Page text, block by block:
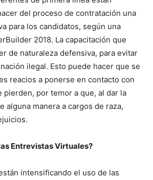
del proceso de contratación una
para los candidatos, según una
2018. La capacitación que
de naturaleza defensiva, para evitar
ilegal. Esto puede hacer que se
reacios a ponerse en contacto con
pierden, por temor a que, al dar la
alguna manera a cargos de raza,
Entrevistas Virtuales?
intensificando el uso de las